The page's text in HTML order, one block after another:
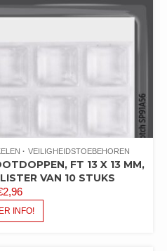
VEILIGHEIDSTOEBEHOREN
FT 13 X 13 MM,
VAN 10 STUKS
2,96
INFO!